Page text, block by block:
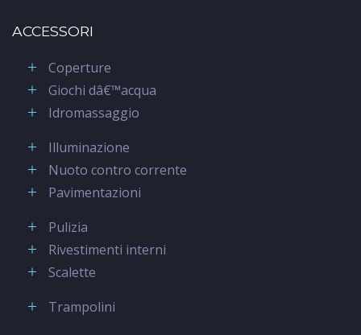
ACCESSORI
Coperture
Giochi dâ€™acqua
Idromassaggio
Illuminazione
Nuoto contro corrente
Pavimentazioni
Pulizia
Rivestimenti interni
Scalette
Trampolini